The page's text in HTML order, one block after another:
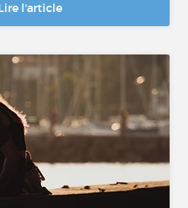
l'article